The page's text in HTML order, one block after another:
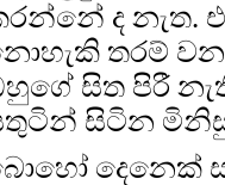
ද නැත.
තරම්
සිත පිරී
සිටින
දෙනෙක්